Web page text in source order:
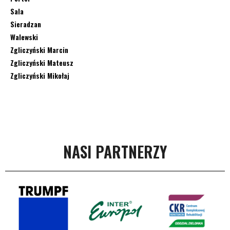
Sala
Sieradzan
Walewski
Zgliczyński Marcin
Zgliczyński Mateusz
Zgliczyński Mikołaj
NASI PARTNERZY